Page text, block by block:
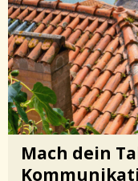
Mach dein